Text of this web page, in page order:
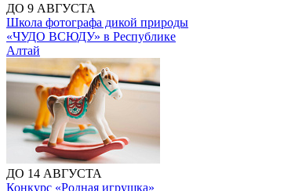
ДО 9 АВГУСТА
Школа фотографа дикой природы
«ЧУДО ВСЮДУ» в Республике
Алтай
ДО 14 АВГУСТА
Конкурс «Родная игрушка»